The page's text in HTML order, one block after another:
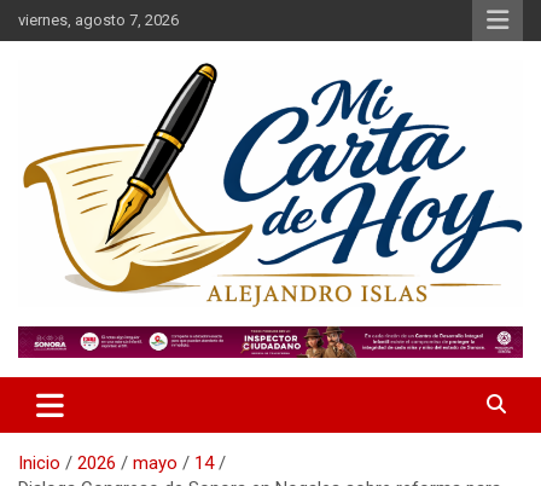
Saltar
al
viernes, agosto 7, 2026
Mi Carta de Hoy
Inicio 2026 mayo
14